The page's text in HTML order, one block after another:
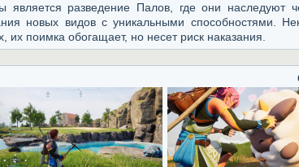
является разведение Палов, где они наследуют
новых видов с уникальными способностями.
их поимка обогащает, но несет риск наказания.